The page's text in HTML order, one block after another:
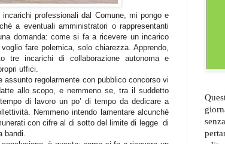
professionali dal Comune, mi pongo e
a eventuali amministratori o rappresentanti
domanda: come si fa a ricevere un incarico
fare polemica, solo chiarezza. Apprendo,
tre incarichi di collaborazione autonoma e
uffici.
regolarmente con pubblico concorso vi
allo scopo, e nemmeno se, tra il suddetto
di lavoro un po’ di tempo da dedicare a
Nemmeno intendo lamentare alcunché
con cifre al di sotto del limite di legge di
bandi.